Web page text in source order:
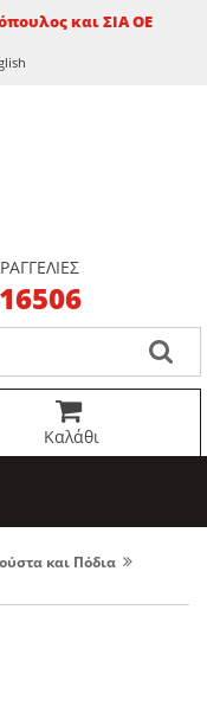
και ΣΙΑ ΟΕ
Καλάθι
και Πόδια